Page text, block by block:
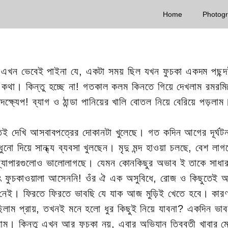
Home
এখন ভেবেই পাইনা যে, একটা সময় ছিল যখন ফুচকা একদম
কথা। কিন্তু হচ্ছে না! গতকাল কলম কিনতে গিয়ে দেখলাম
ব্যাগ ও ঠান্ডা পানিয়ের খালি বোতল নিয়ে বেরিয়ে
দেখি আসবাবপত্রের দোকানটা খুলেছে। গত কদিন আগের
দিয়ে সান্ধ্য ব্যবসা খুলছেন। মৃদু মন্দ হাওয়া চলছে,
ভালোলাগছে। যেমন কোনকিছুর অভাব ই তাকে
ফুচকাওয়ালা আসেননি! ওঁর ঐ এক অসুবিধে, রোজ ও
ফিরতে ফিরতে ভাবছি যে যাক আজ মুড়িই খেতে হবে।
প্রায়, তখনই মনে হলো ধুর কিছুই নিয়ে যাবনা?
কিন্তু এখন আর ফুচকা নয়, এবার অভিযান তিব্বতী খাবার